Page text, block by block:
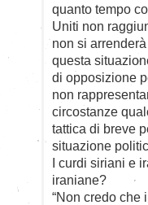
quanto tempo
Uniti non
non si
questa
di opposizione
non
circostanze
tattica di breve
situazione
I curdi siriani e
iraniane?
“Non credo che